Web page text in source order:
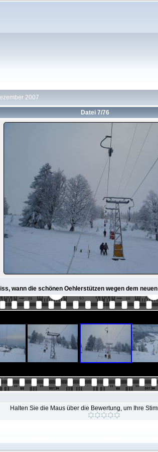
2007
Datei 7/76
wann die schönen Oehlerstützen wegen dem
Halten Sie die Maus über die Bewertung, um Ihre